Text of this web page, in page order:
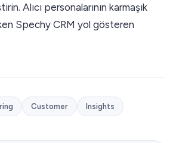
Alıcı personalarının karmaşık
Spechy CRM yol gösteren
Customer Insights